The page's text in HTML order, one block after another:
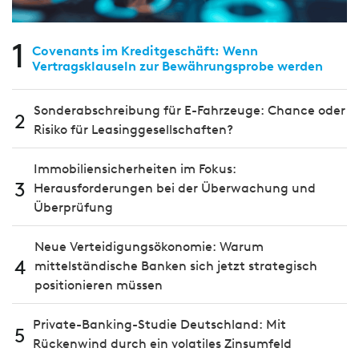
1
Covenants im Kreditgeschäft: Wenn
Vertragsklauseln zur Bewährungsprobe werden
2 Sonderabschreibung für E-Fahrzeuge: Chance oder
Risiko für Leasinggesellschaften?
3
Immobiliensicherheiten im Fokus:
Herausforderungen bei der Überwachung und
Überprüfung
4
Neue Verteidigungsökonomie: Warum
mittelständische Banken sich jetzt strategisch
positionieren müssen
5
Private-Banking-Studie Deutschland: Mit
Rückenwind durch ein volatiles Zinsumfeld